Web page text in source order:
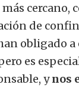
cercano,
de
obligado
es
ynos